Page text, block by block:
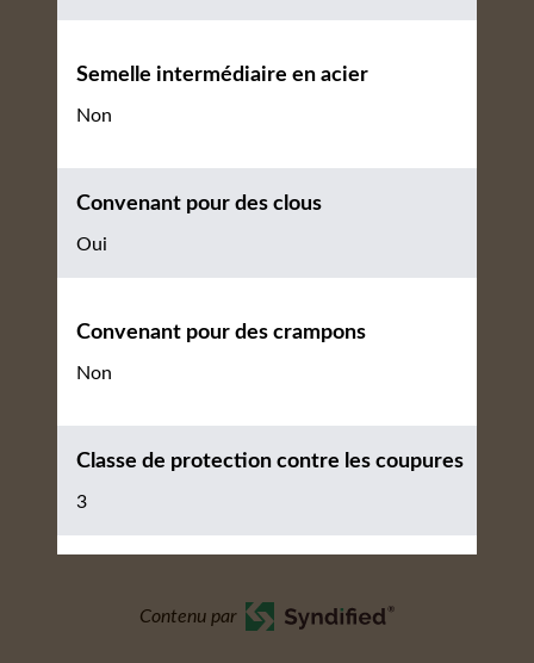
Semelle intermédiaire en acier
Non
Convenant pour des clous
Oui
Convenant pour des crampons
Non
Classe de protection contre les coupures
3
Contenu par